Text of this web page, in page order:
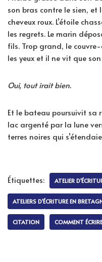
son bras contre le sien,
cheveux roux. L’étoile
les regrets. Le marin
fils. Trop grand, le
les yeux et il ne vit que
Oui, tout irait bien.
Et le bateau poursuivit sa
lac argenté par la lune
terres noires qui
Étiquettes: ATELIER
ATELIERS D'ÉCRITURE EN
CITATION COMMENT